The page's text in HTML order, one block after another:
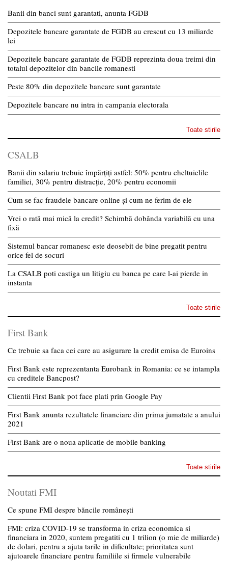
Banii din banci sunt garantati, anunta FGDB
Depozitele bancare garantate de FGDB au crescut cu 13 miliarde
lei
Depozitele bancare garantate de FGDB reprezinta doua treimi din
totalul depozitelor din bancile romanesti
Peste 80% din depozitele bancare sunt garantate
Depozitele bancare nu intra in campania electorala
Toate stirile
CSALB
Banii din salariu trebuie împărțiți astfel: 50% pentru cheltuielile
familiei, 30% pentru distracție, 20% pentru economii
Cum se fac fraudele bancare online și cum ne ferim de ele
Vrei o rată mai mică la credit? Schimbă dobânda variabilă cu una
fixă
Sistemul bancar romanesc este deosebit de bine pregatit pentru
orice fel de socuri
La CSALB poti castiga un litigiu cu banca pe care l-ai pierde in
instanta
Toate stirile
First Bank
Ce trebuie sa faca cei care au asigurare la credit emisa de Euroins
First Bank este reprezentanta Eurobank in Romania: ce se intampla
cu creditele Bancpost?
Clientii First Bank pot face plati prin Google Pay
First Bank anunta rezultatele financiare din prima jumatate a anului
2021
First Bank are o noua aplicatie de mobile banking
Toate stirile
Noutati FMI
Ce spune FMI despre băncile românești
FMI: criza COVID-19 se transforma in criza economica si
financiara in 2020, suntem pregatiti cu 1 trilion (o mie de miliarde)
de dolari, pentru a ajuta tarile in dificultate; prioritatea sunt
ajutoarele financiare pentru familiile si firmele vulnerabile